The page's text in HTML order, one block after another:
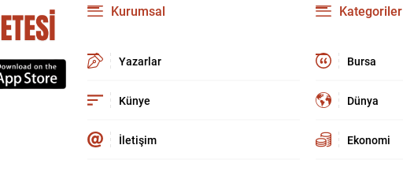
Kurumsal
Yazarlar
Künye
İletişim
Kategoriler
Bursa
Dünya
Ekonomi